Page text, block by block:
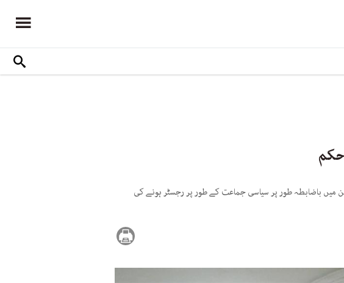
باضابطہ طور پر سیاسی جماعت کے طور پر رجسٹر ہونے کی